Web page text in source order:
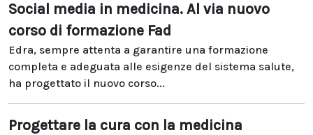
Social media in medicina. Al via nuovo
corso di formazione Fad
Edra, sempre attenta a garantire una formazione
completa e adeguata alle esigenze del sistema salute,
ha progettato il nuovo corso...
Progettare la cura con la medicina